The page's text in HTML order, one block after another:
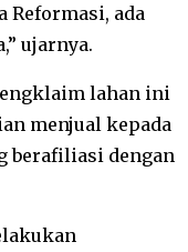
Reformasi, ada
ujarnya.
lahan ini
menjual kepada
berafiliasi dengan